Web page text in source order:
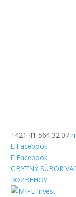
+421 41 564 32 07
Facebook
Facebook
OBYTNÝ SÚBOR
ROZBEHOV